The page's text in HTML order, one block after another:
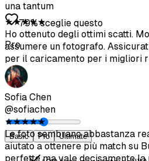
una tantum
79% sceglie questo
Pro
Basic Pro Ultimate